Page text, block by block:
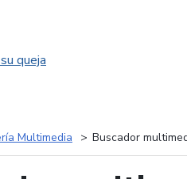
queja
Multimedia Buscador